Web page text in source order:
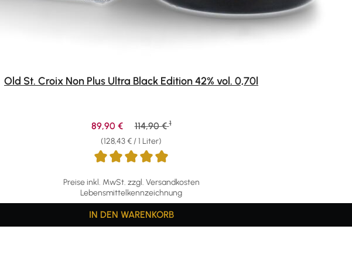
Old St. Croix Non Plus Ultra Black Edition 42% vol. 0,70l
Preise inkl. MwSt. zzgl. Versandkosten
Lebensmittelkennzeichnung
(128,43 € / 1 Liter)
Verkaufspreis:
89,90 € Regulärer Preis:
114,90 € 1
IN DEN WARENKORB